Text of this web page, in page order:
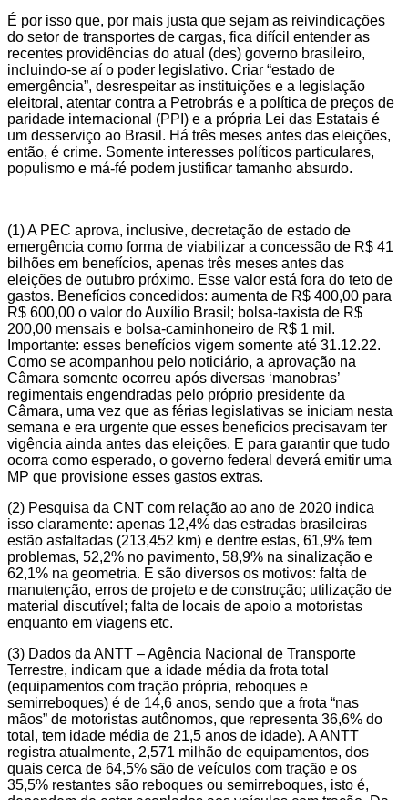
É por isso que, por mais justa que sejam as reivindicações
do setor de transportes de cargas, fica difícil entender as
recentes providências do atual (des) governo brasileiro,
incluindo-se aí o poder legislativo. Criar “estado de
emergência”, desrespeitar as instituições e a legislação
eleitoral, atentar contra a Petrobrás e a política de preços de
paridade internacional (PPI) e a própria Lei das Estatais é
um desserviço ao Brasil. Há três meses antes das eleições,
então, é crime. Somente interesses políticos particulares,
populismo e má-fé podem justificar tamanho absurdo.
(1) A PEC aprova, inclusive, decretação de estado de
emergência como forma de viabilizar a concessão de R$ 41
bilhões em benefícios, apenas três meses antes das
eleições de outubro próximo. Esse valor está fora do teto de
gastos. Benefícios concedidos: aumenta de R$ 400,00 para
R$ 600,00 o valor do Auxílio Brasil; bolsa-taxista de R$
200,00 mensais e bolsa-caminhoneiro de R$ 1 mil.
Importante: esses benefícios vigem somente até 31.12.22.
Como se acompanhou pelo noticiário, a aprovação na
Câmara somente ocorreu após diversas ‘manobras’
regimentais engendradas pelo próprio presidente da
Câmara, uma vez que as férias legislativas se iniciam nesta
semana e era urgente que esses benefícios precisavam ter
vigência ainda antes das eleições. E para garantir que tudo
ocorra como esperado, o governo federal deverá emitir uma
MP que provisione esses gastos extras.
(2) Pesquisa da CNT com relação ao ano de 2020 indica
isso claramente: apenas 12,4% das estradas brasileiras
estão asfaltadas (213,452 km) e dentre estas, 61,9% tem
problemas, 52,2% no pavimento, 58,9% na sinalização e
62,1% na geometria. E são diversos os motivos: falta de
manutenção, erros de projeto e de construção; utilização de
material discutível; falta de locais de apoio a motoristas
enquanto em viagens etc.
(3) Dados da ANTT – Agência Nacional de Transporte
Terrestre, indicam que a idade média da frota total
(equipamentos com tração própria, reboques e
semirreboques) é de 14,6 anos, sendo que a frota “nas
mãos” de motoristas autônomos, que representa 36,6% do
total, tem idade média de 21,5 anos de idade). A ANTT
registra atualmente, 2,571 milhão de equipamentos, dos
quais cerca de 64,5% são de veículos com tração e os
35,5% restantes são reboques ou semirreboques, isto é,